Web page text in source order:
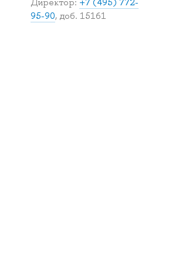
Директор: +7 (495) 772-
95-90, доб. 15161